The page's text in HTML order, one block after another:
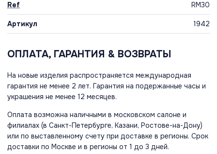
Ref RM30
Артикул 1942
ОПЛАТА, ГАРАНТИЯ & ВОЗВРАТЫ
На новые изделия распространяется международная
гарантия не менее 2 лет. Гарантия на подержанные часы и
украшения не менее 12 месяцев.
Оплата возможна наличными в московском салоне и
филиалах (в Санкт-Петербурге, Казани, Ростове-на-Дону)
или по выставленному счету при доставке в регионы. Срок
доставки по Москве и в регионы от 1 до 3 дней.